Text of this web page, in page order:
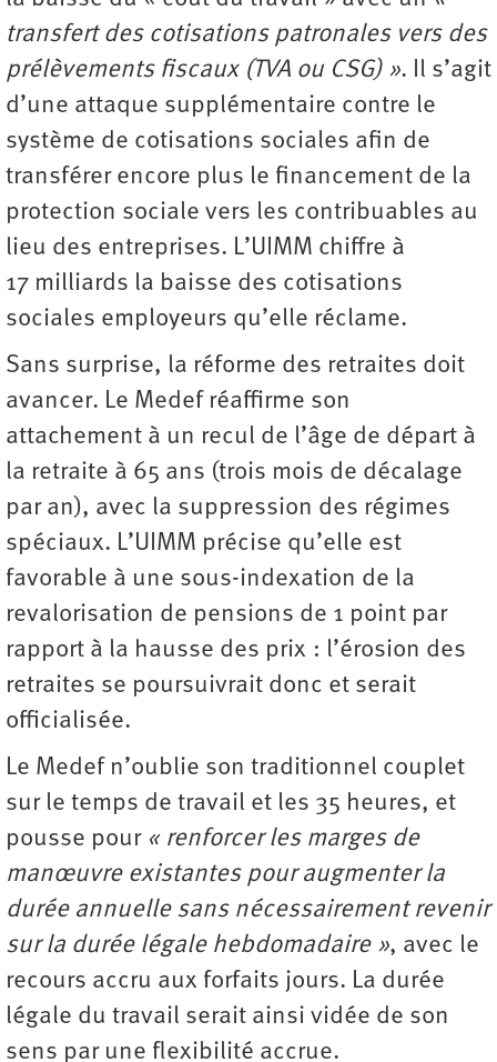
transfert des cotisations patronales vers des
prélèvements fiscaux (TVA ou CSG) ». Il s’agit
d’une attaque supplémentaire contre le
système de cotisations sociales afin de
transférer encore plus le financement de la
protection sociale vers les contribuables au
lieu des entreprises. L’UIMM chiffre à
17 milliards la baisse des cotisations
sociales employeurs qu’elle réclame.
Sans surprise, la réforme des retraites doit
avancer. Le Medef réaffirme son
attachement à un recul de l’âge de départ à
la retraite à 65 ans (trois mois de décalage
par an), avec la suppression des régimes
spéciaux. L’UIMM précise qu’elle est
favorable à une sous-indexation de la
revalorisation de pensions de 1 point par
rapport à la hausse des prix : l’érosion des
retraites se poursuivrait donc et serait
officialisée.
Le Medef n’oublie son traditionnel couplet
sur le temps de travail et les 35 heures, et
pousse pour« renforcer les marges de
manœuvre existantes pour augmenter la
durée annuelle sans nécessairement revenir
sur la durée légale hebdomadaire », avec le
recours accru aux forfaits jours. La durée
légale du travail serait ainsi vidée de son
sens par une flexibilité accrue.